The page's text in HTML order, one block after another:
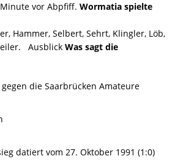
vor Abpfiff. Wormatia spielte
Hammer, Selbert, Sehrt, Klingler, Löb,
Ausblick Was sagt die
die Saarbrücken Amateure
datiert vom 27. Oktober 1991 (1:0)